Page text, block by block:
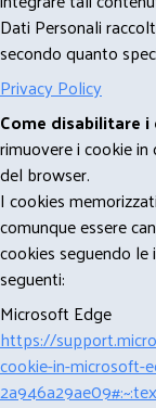
Dati Personali
secondo quanto
Privacy Policy
Come disabilitare i
rimuovere i cookie
del browser.
I cookies
comunque essere
cookies seguendo
seguenti:
Microsoft Edge
https://
cookie-in-microsoft-